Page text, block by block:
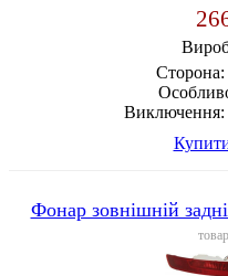
Сторона:
Виключення:
Фонар зовнішній